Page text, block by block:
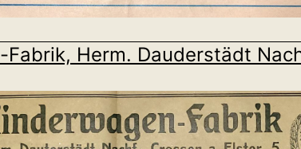
Fabrik, Herm. Dauderstädt